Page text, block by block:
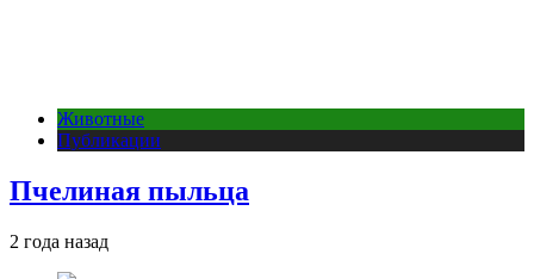
Животные
Публикации
Пчелиная пыльца
2 года назад